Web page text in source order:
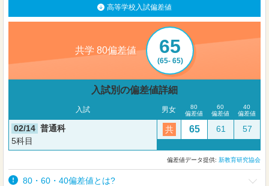
高等学校入試偏差値
65
(65- 65)
共学 80偏差値
入試別の偏差値詳細
入試 男女
80
偏差値
60
偏差値
40
偏差値
02/14 普通科
5科目
共 65 61 57
偏差値データ提供: 新教育研究協会
80・60・40偏差値とは?